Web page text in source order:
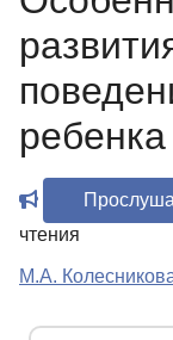
чтения
М.А.